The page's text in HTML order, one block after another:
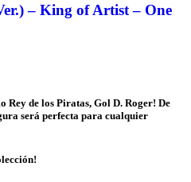
– King of Artist – One
Rey de los Piratas, Gol D. Roger! De
será perfecta para cualquier